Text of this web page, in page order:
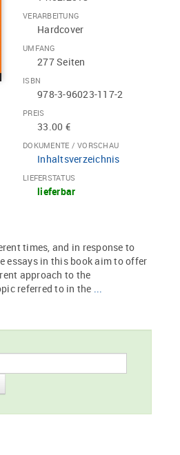
VERARBEITUNG
Hardcover
UMFANG
277 Seiten
ISBN
978-3-96023-117-2
PREIS
33.00 €
DOKUMENTE / VORSCHAU
Inhaltsverzeichnis
LIEFERSTATUS
lieferbar
times, and in response to
essays in this book aim to offer
approach to the
referred to in the ...